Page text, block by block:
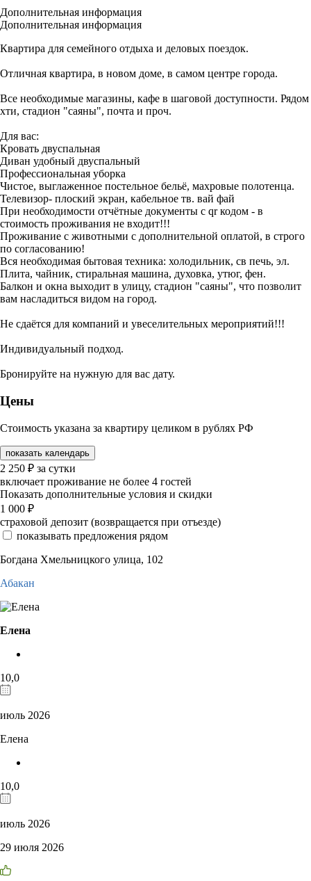
Дополнительная информация
Дополнительная информация
Квартира для семейного отдыха и деловых поездок.
Отличная квартира, в новом доме, в самом центре города.
Все необходимые магазины, кафе в шаговой доступности. Рядом
хти, стадион "саяны", почта и проч.
Для вас:
Кровать двуспальная
Диван удобный двуспальный
Профессиональная уборка
Чистое, выглаженное постельное бельё, махровые полотенца.
Телевизор- плоский экран, кабельное тв. вай фай
При необходимости отчётные документы с qr кодом - в
стоимость проживания не входит!!!
Проживание с животными с дополнительной оплатой, в строго
по согласованию!
Вся необходимая бытовая техника: холодильник, св печь, эл.
Плита, чайник, стиральная машина, духовка, утюг, фен.
Балкон и окна выходит в улицу, стадион "саяны", что позволит
вам насладиться видом на город.
Не сдаётся для компаний и увеселительных мероприятий!!!
Индивидуальный подход.
Бронируйте на нужную для вас дату.
Цены
Стоимость указана за квартиру целиком в рублях РФ
показать календарь
2 250 ₽ за сутки
включает проживание не более 4 гостей
Показать дополнительные условия и скидки
1 000 ₽
страховой депозит (возвращается при отъезде)
показывать предложения рядом
Богдана Хмельницкого улица, 102
Абакан
Елена
10,0
июль 2026
Елена
10,0
июль 2026
29 июля 2026